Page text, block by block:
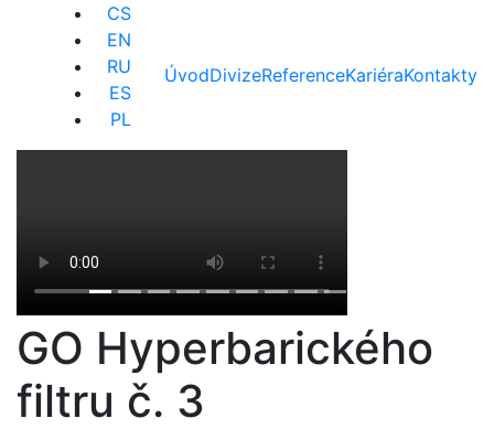
CS
EN
RU
ES
PL
ÚvodDivizeReferenceKariéraKontakty
GO Hyperbarického
filtru č. 3